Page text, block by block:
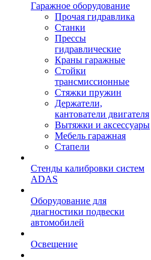
Гаражное оборудование
Прочая гидравлика
Станки
Прессы
гидравлические
Краны гаражные
Стойки
трансмиссионные
Стяжки пружин
Держатели,
кантователи двигателя
Вытяжки и аксессуары
Мебель гаражная
Стапели
Стенды калибровки систем
ADAS
Оборудование для
диагностики подвески
автомобилей
Освещение